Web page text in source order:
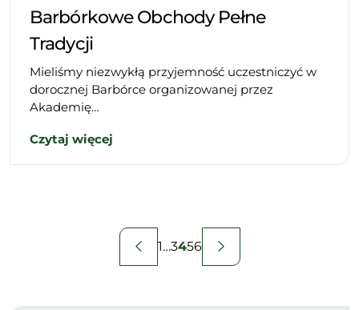
Barbórkowe Obchody Pełne
Tradycji
Mieliśmy niezwykłą przyjemność uczestniczyć w
dorocznej Barbórce organizowanej przez
Akademię…
Czytaj więcej
Stronicowanie
1…3456